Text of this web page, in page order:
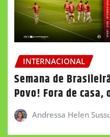
INTERNACIONAL
Semana de
Povo! Fora de
Andressa Helen